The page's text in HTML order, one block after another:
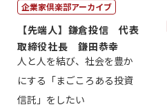
企業家倶楽部アーカイブ
【先端人】鎌倉投信 代表
取締役社長 鎌田恭幸
人と人を結び、社会を豊か
にする「まごころある投資
信託」をしたい